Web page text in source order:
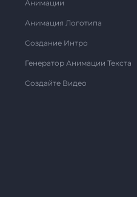
Анимации
Анимация Логотипа
Создание Интро
Генератор Анимации Текста
Создайте Видео